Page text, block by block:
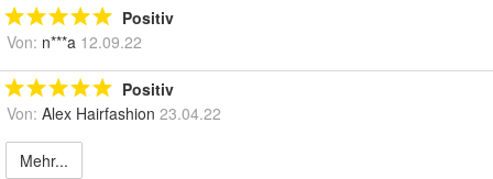
Positiv
Von: n***a 12.09.22
Positiv
Von: Alex Hairfashion 23.04.22
Mehr...